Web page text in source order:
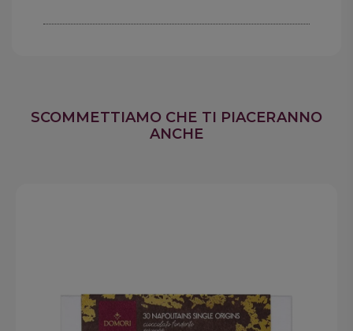
SCOMMETTIAMO CHE TI PIACERANNO
ANCHE